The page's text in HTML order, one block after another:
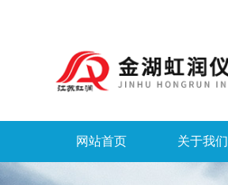
网站首页 关于我们